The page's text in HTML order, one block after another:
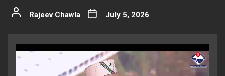
Rajeev Chawla July 5, 2026